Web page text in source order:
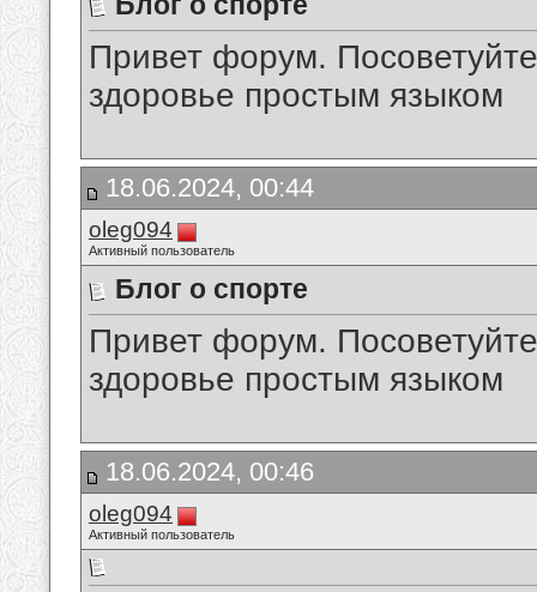
Привет форум.
здоровье простым языком
18.06.2024, 00:44
oleg094
Активный пользователь
Блог о спорте
Привет форум.
здоровье простым языком
18.06.2024, 00:46
oleg094
Активный пользователь